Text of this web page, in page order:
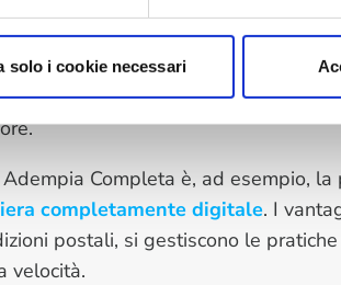
solo i cookie necessari
la soluzione perfetta perché offre
dati . Vengono messi a disposizione
delle violazioni… il tutto
Completa è, ad esempio,
completamente digitale. I
postali, si gestiscono le
velocità.